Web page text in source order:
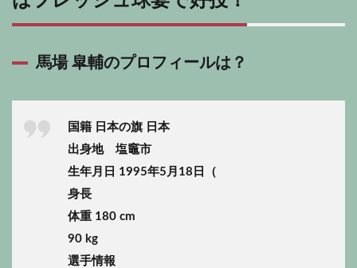
馬場 皐輔のプロフィールは？
国籍 日本の旗 日本
出身地 塩竈市
生年月日 1995年5月18日（
身長
体重 180 cm
90 kg
選手情報